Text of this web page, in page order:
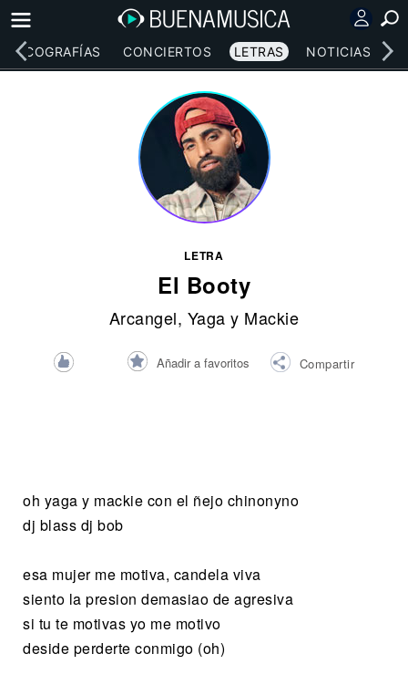
DISCOGRAFÍAS CONCIERTOS LETRAS NOTICIAS
LETRA
El Booty
Arcangel, Yaga y Mackie
Añadir a favoritos Compartir
oh yaga y mackie con el ñejo chinonyno
dj blass dj bob
esa mujer me motiva, candela viva
siento la presion demasiao de agresiva
si tu te motivas yo me motivo
deside perderte conmigo (oh)